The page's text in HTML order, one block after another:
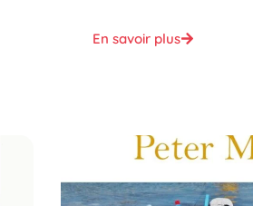
En savoir plus